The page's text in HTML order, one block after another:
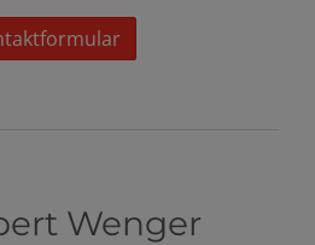
Wenger